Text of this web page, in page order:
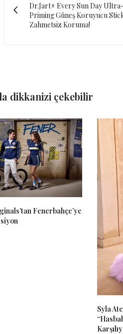
Dr.Jart+ Every Sun Day
Priming Güneş Koruyucu
Zahmetsiz Koruma!
dikkanizi çekebilir
Fenerbahçe’ye
Syla